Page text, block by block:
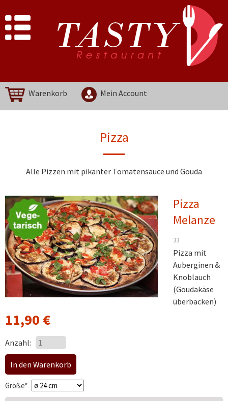
Warenkorb Mein Account
Pizza
Alle Pizzen mit pikanter Tomatensauce und Gouda
Pizza
Melanze
33
Pizza mit
Auberginen &
Knoblauch
(Goudakäse
überbacken)
11,90 €
Anzahl:
Pflichtfeld
Größe*